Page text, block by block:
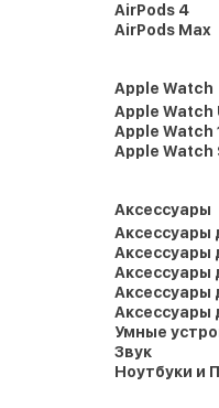
AirPods 4
AirPods Max
Apple Watch
Apple Watch
Apple Watch
Apple Watch
Аксессуары
Аксессуары
Аксессуары
Аксессуары
Аксессуары
Аксессуары
Умные
Звук
Ноутбуки и